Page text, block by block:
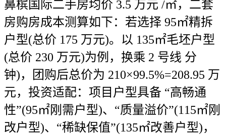
鼻槟国际二手房均价 3.5 万元 /㎡，二套
房购房成本测算如下：若选择 95㎡精拆
户型(总价 175 万元)。以 135㎡毛坯户型
(总价 230 万元)为例，换乘 2 号线 分
钟)，团购后总价为 210×99.5%=208.95 万
元，投资适配：项目户型具备 “高畅通
性”(95㎡刚需户型)、“质量溢价”(115㎡刚
改户型)、“稀缺保值”(135㎡改善户型)，